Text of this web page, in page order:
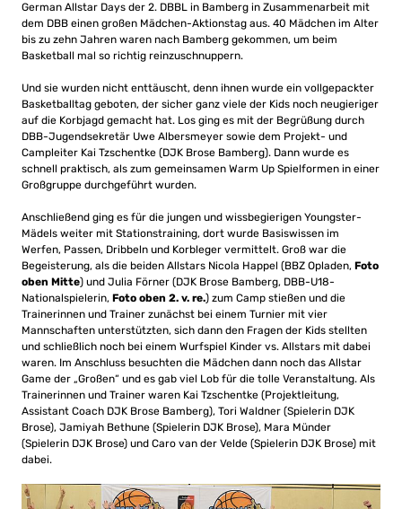
German Allstar Days der 2. DBBL in Bamberg in Zusammenarbeit mit
dem DBB einen großen Mädchen-Aktionstag aus. 40 Mädchen im Alter
bis zu zehn Jahren waren nach Bamberg gekommen, um beim
Basketball mal so richtig reinzuschnuppern.
Und sie wurden nicht enttäuscht, denn ihnen wurde ein vollgepackter
Basketballtag geboten, der sicher ganz viele der Kids noch neugieriger
auf die Korbjagd gemacht hat. Los ging es mit der Begrüßung durch
DBB-Jugendsekretär Uwe Albersmeyer sowie dem Projekt- und
Campleiter Kai Tzschentke (DJK Brose Bamberg). Dann wurde es
schnell praktisch, als zum gemeinsamen Warm Up Spielformen in einer
Großgruppe durchgeführt wurden.
Anschließend ging es für die jungen und wissbegierigen Youngster-
Mädels weiter mit Stationstraining, dort wurde Basiswissen im
Werfen, Passen, Dribbeln und Korbleger vermittelt. Groß war die
Begeisterung, als die beiden Allstars Nicola Happel (BBZ Opladen, Foto
oben Mitte) und Julia Förner (DJK Brose Bamberg, DBB-U18-
Nationalspielerin, Foto oben 2. v. re.) zum Camp stießen und die
Trainerinnen und Trainer zunächst bei einem Turnier mit vier
Mannschaften unterstützten, sich dann den Fragen der Kids stellten
und schließlich noch bei einem Wurfspiel Kinder vs. Allstars mit dabei
waren. Im Anschluss besuchten die Mädchen dann noch das Allstar
Game der „Großen“ und es gab viel Lob für die tolle Veranstaltung. Als
Trainerinnen und Trainer waren Kai Tzschentke (Projektleitung,
Assistant Coach DJK Brose Bamberg), Tori Waldner (Spielerin DJK
Brose), Jamiyah Bethune (Spielerin DJK Brose), Mara Münder
(Spielerin DJK Brose) und Caro van der Velde (Spielerin DJK Brose) mit
dabei.